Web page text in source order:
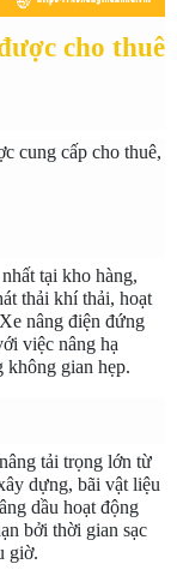
cho thuê
cung cấp cho thuê,
tại kho hàng,
thải khí thải, hoạt
nâng điện đứng
việc nâng hạ
không gian hẹp.
tải trọng lớn từ
dựng, bãi vật liệu
dầu hoạt động
bởi thời gian sạc
giờ.